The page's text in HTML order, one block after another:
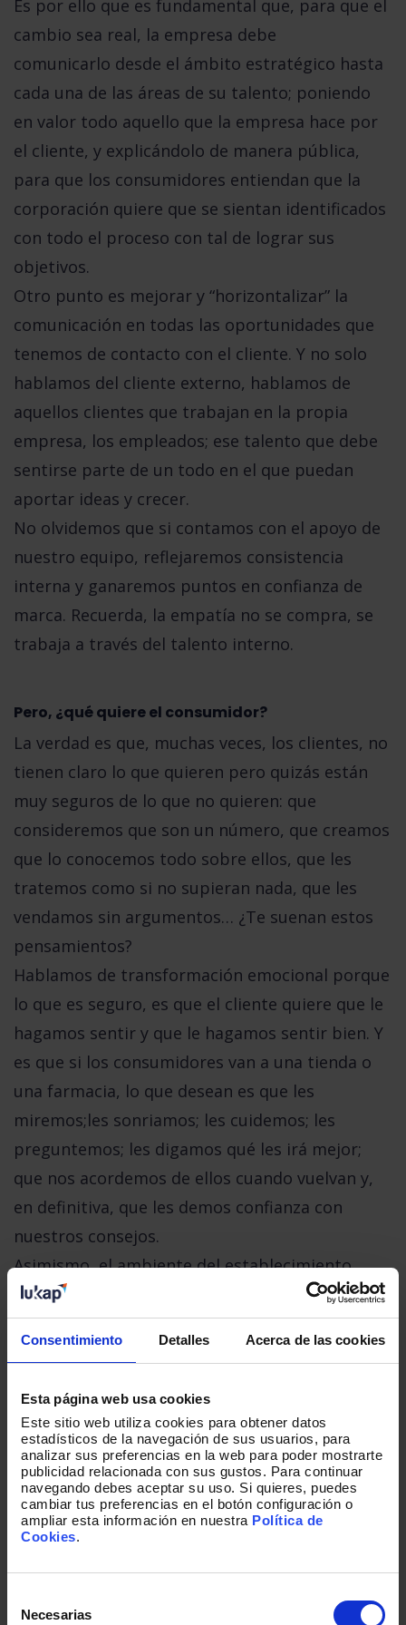
Consentimiento Detalles Acerca de las cookies
Esta página web usa cookies
Este sitio web utiliza cookies para obtener datos
estadísticos de la navegación de sus usuarios, para
analizar sus preferencias en la web para poder mostrarte
publicidad relacionada con sus gustos. Para continuar
navegando debes aceptar su uso. Si quieres, puedes
cambiar tus preferencias en el botón configuración o
ampliar esta información en nuestra Política de
Cookies.
Necesarias
Es por ello que es fundamental que, para que el
cambio sea real, la empresa debe
comunicarlo desde el ámbito estratégico hasta
cada una de las áreas de su talento; poniendo
en valor todo aquello que la empresa hace por
el cliente, y explicándolo de manera pública,
para que los consumidores entiendan que la
corporación quiere que se sientan identificados
con todo el proceso con tal de lograr sus
objetivos.
Otro punto es mejorar y “horizontalizar” la
comunicación en todas las oportunidades que
tenemos de contacto con el cliente. Y no solo
hablamos del cliente externo, hablamos de
aquellos clientes que trabajan en la propia
empresa, los empleados; ese talento que debe
sentirse parte de un todo en el que puedan
aportar ideas y crecer.
No olvidemos que si contamos con el apoyo de
nuestro equipo, reflejaremos consistencia
interna y ganaremos puntos en confianza de
marca. Recuerda, la empatía no se compra, se
trabaja a través del talento interno.
Pero, ¿qué quiere el consumidor?
La verdad es que, muchas veces, los clientes, no
tienen claro lo que quieren pero quizás están
muy seguros de lo que no quieren: que
consideremos que son un número, que creamos
que lo conocemos todo sobre ellos, que les
tratemos como si no supieran nada, que les
vendamos sin argumentos… ¿Te suenan estos
pensamientos?
Hablamos de transformación emocional porque
lo que es seguro, es que el cliente quiere que le
hagamos sentir y que le hagamos sentir bien. Y
es que si los consumidores van a una tienda o
una farmacia, lo que desean es que les
miremos;les sonriamos; les cuidemos; les
preguntemos; les digamos qué les irá mejor;
que nos acordemos de ellos cuando vuelvan y,
en definitiva, que les demos confianza con
nuestros consejos.
Asimismo, el ambiente del establecimiento
también tiene especial importancia, al igual que
si las personas que trabajan allí están a gusto y
se lo transmiten al cliente, él lo agradecerá. En
a cuenta desplazarse a su tienda física y que al
salir de nuestro espacio, se sienta un poco más
feliz y acompañado que cuando entró.
Así pues, podemos decir que hay una
transformación digital que parece que colapsa y
crecimiento en los próximos años es el